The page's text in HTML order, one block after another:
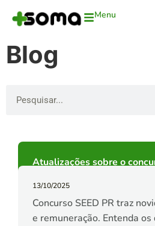
Menu
Blog
Atualizações sobre o
13/10/2025
Concurso SEED PR traz
e remuneração. Entenda